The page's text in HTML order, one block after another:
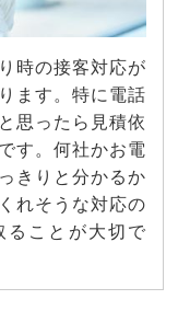
時の接客対応が
ます。特に電話
思ったら見積依
す。何社かお電
きりと分かるか
れそうな対応の
ることが大切で